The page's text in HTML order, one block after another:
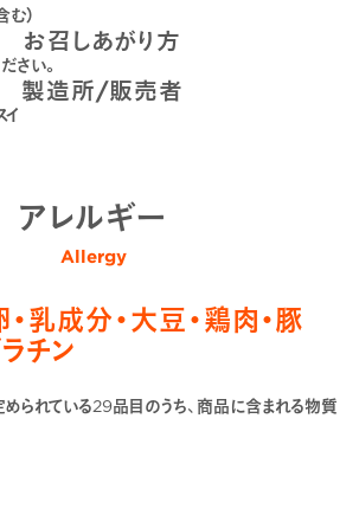
む）
お召しあがり方
さい。
製造所/販売者
アレルギー
Allergy
・乳成分・大豆・鶏肉・豚
チン
られている29品目のうち、商品に含まれる物質